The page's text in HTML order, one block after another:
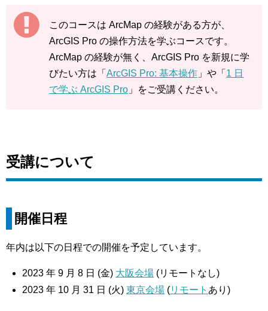
このコースは ArcMap の経験がある方が、
ArcGIS Pro の操作方法を学ぶコースです。
ArcMap の経験が無く、ArcGIS Pro を新規に学
びたい方は「 ArcGIS Pro: 基本操作 」や「 1 日
で学ぶ ArcGIS Pro 」をご受講ください。
受講について
開催日程
年内は以下の日程での開催を予定しています。
2023 年 9 月 8 日 (金) 大阪会場 (リモートなし)
2023 年 10 月 31 日 (火)東京会場 (リモート あり)